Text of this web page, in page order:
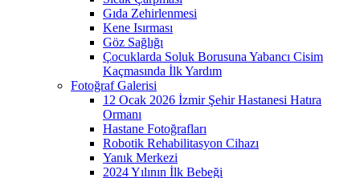
Gıda Zehirlenmesi
Kene Isırması
Göz Sağlığı
Çocuklarda Soluk Borusuna Yabancı Cisim
Kaçmasında İlk Yardım
Fotoğraf Galerisi
12 Ocak 2026 İzmir Şehir Hastanesi Hatıra
Ormanı
Hastane Fotoğrafları
Robotik Rehabilitasyon Cihazı
Yanık Merkezi
2024 Yılının İlk Bebeği